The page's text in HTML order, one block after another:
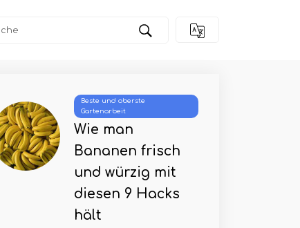
Beste und oberste
Gartenarbeit
Wie man
Bananen frisch
und würzig mit
diesen 9 Hacks
hält